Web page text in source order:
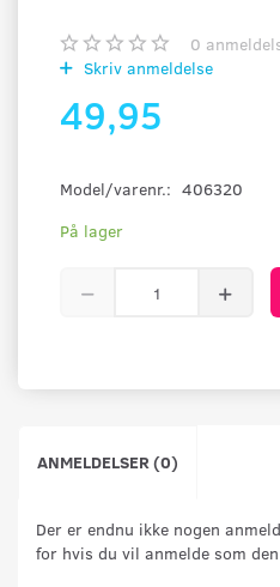
0
Skriv anmeldelse
49,95
Model/varenr.: 406320
På lager
ANMELDELSER (0)
Der er endnu ikke nogen
for hvis du vil anmelde som